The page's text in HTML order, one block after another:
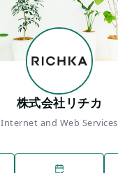
株式会社リチカ
Internet and Web Services